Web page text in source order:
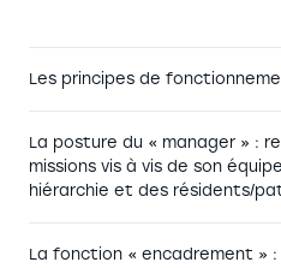
Les principes de
La posture du « manager » :
missions vis à vis de son
hiérarchie et des résidents/
La fonction « encadrement »